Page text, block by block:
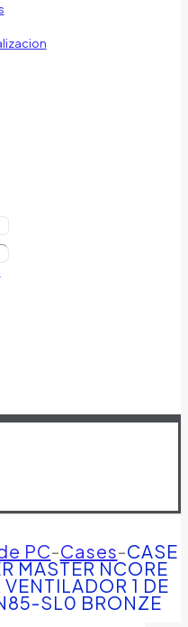
PC-Cases-CASE
MASTER NCORE
1 DE
SL0 BRONZE